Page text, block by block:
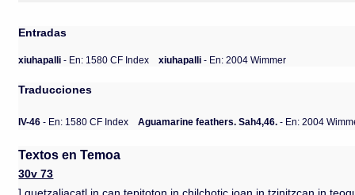
Entradas
xiuhapalli- En: 1580 CF Index xiuhapalli- En: 2004 Wimmer
Traducciones
IV-46 - En: 1580 CF Index Aguamarine feathers. Sah4,46. - En: 2004
Textos en Temoa
30v 73